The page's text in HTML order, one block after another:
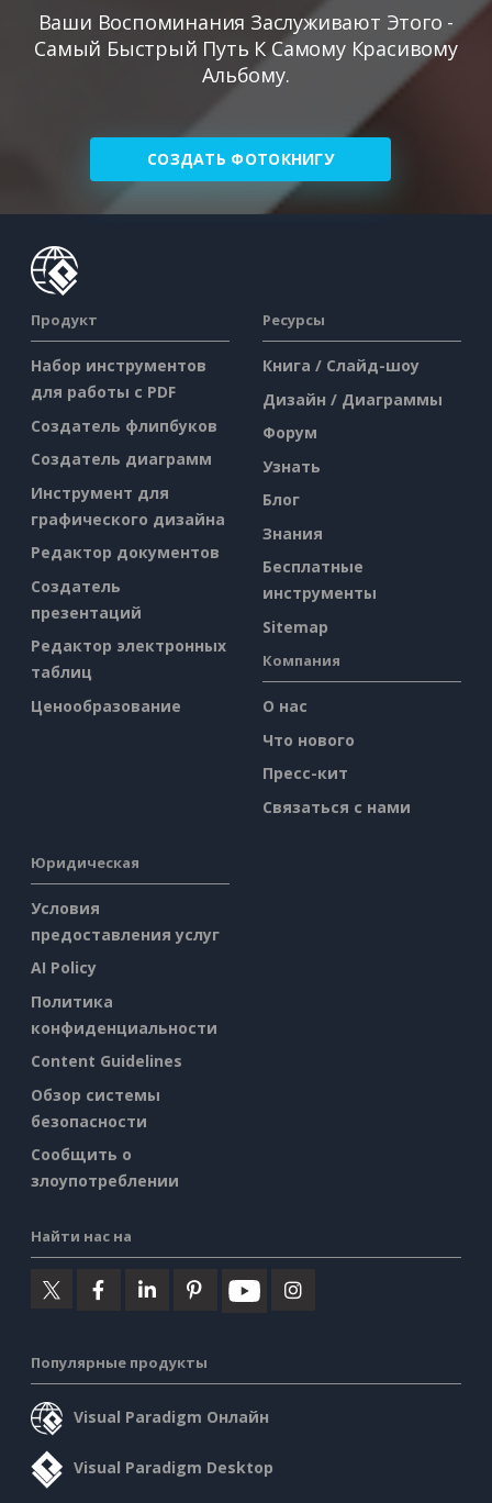
Ваши Воспоминания Заслуживают Этого -
Самый Быстрый Путь К Самому Красивому
Альбому.
СОЗДАТЬ ФОТОКНИГУ
Продукт
Набор инструментов
для работы с PDF
Создатель флипбуков
Создатель диаграмм
Инструмент для
графического дизайна
Редактор документов
Создатель
презентаций
Редактор электронных
таблиц
Ценообразование
Ресурсы
Книга / Слайд-шоу
Дизайн / Диаграммы
Форум
Узнать
Блог
Знания
Бесплатные
инструменты
Sitemap
Компания
О нас
Что нового
Пресс-кит
Связаться с нами
Юридическая
Условия
предоставления услуг
AI Policy
Политика
конфиденциальности
Content Guidelines
Обзор системы
безопасности
Сообщить о
злоупотреблении
Найти нас на
Популярные продукты
Visual Paradigm Онлайн
Visual Paradigm Desktop